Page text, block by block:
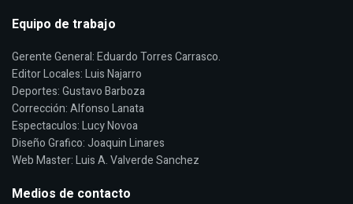
Equipo de trabajo
Gerente General: Eduardo Torres Carrasco.
Editor Locales: Luis Najarro
Deportes: Gustavo Barboza
Corrección: Alfonso Lanata
Espectaculos: Lucy Novoa
Diseño Grafico: Joaquin Linares
Web Master: Luis A. Valverde Sanchez
Medios de contacto